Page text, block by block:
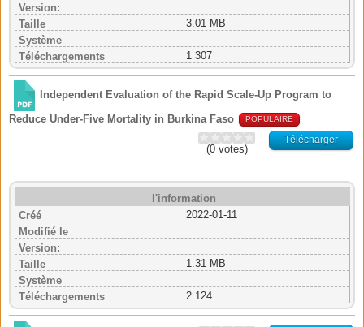
Version:
Taille
3.01 MB
Système
Téléchargements
1 307
Independent Evaluation of the Rapid Scale-Up Program to
Reduce Under-Five Mortality in Burkina Faso
POPULAIRE
Télécharger
(0 votes)
l'information
Créé
2022-01-11
Modifié le
Version:
Taille
1.31 MB
Système
Téléchargements
2 124